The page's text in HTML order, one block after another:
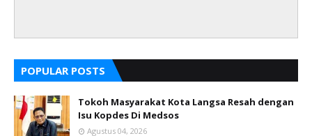
POPULAR POSTS
Tokoh Masyarakat Kota Langsa Resah dengan
Isu Kopdes Di Medsos
Agustus 04, 2026